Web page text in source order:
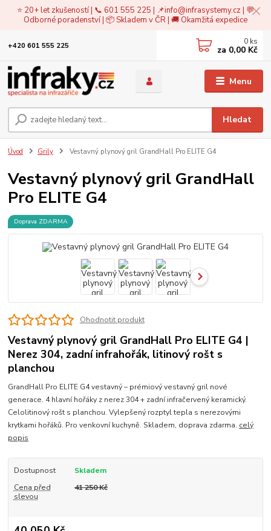
⭐ 20+ let zkušeností | 📞 601 555 225 | 📌info@infrasystemy.cz| 💬
Odborné poradenství | 📦 Skladem v ČR | 🚚 Okamžitá expedice
Menu
Hledat
+420 601 555 225 0 ks
za 0,00 Kč
Úvod Grily Vestavný plynový gril GrandHall Pro ELITE G4
Vestavný plynový gril GrandHall
Pro ELITE G4
Doprava ZDARMA
Ohodnotit produkt
Vestavný plynový gril GrandHall Pro ELITE G4 |
Nerez 304, zadní infrahořák, litinový rošt s
planchou
GrandHall Pro ELITE G4 vestavný – prémiový vestavný gril nové
generace. 4 hlavní hořáky z nerez 304 + zadní infračervený keramický.
Celolitinový rošt s planchou. Vylepšený rozptyl tepla s nerezovými
krytkami hořáků. Pro venkovní kuchyně. Skladem, doprava zdarma. celý
popis
Dostupnost
Skladem
Cena před
slevou
41 250 Kč